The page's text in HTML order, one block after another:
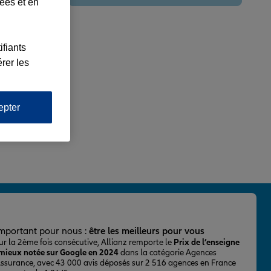
pour nous :être les meilleurs pour vous
la 2ème fois consécutive, Allianz remporte le Prix de l’enseigne
notée sur Google en 2024dans la catégorie Agences
avec 43 000 avis déposés sur 2 516 agences en France
les